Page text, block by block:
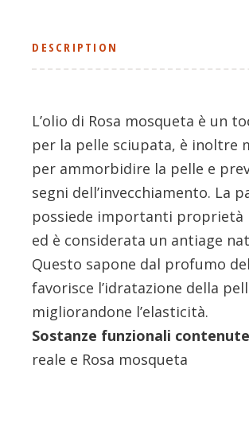
DESCRIPTION
L’olio di Rosa mosqueta è un
per la pelle sciupata, è inoltre
per ammorbidire la pelle e
segni dell’invecchiamento. La
possiede importanti
ed è considerata un antiage
Questo sapone dal profumo
favorisce l’idratazione della
migliorandone l’elasticità.
Sostanze funzionali
reale e Rosa mosqueta